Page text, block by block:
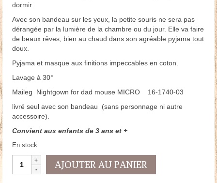
dormir.
Avec son bandeau sur les yeux, la petite souris ne sera pas
dérangée par la lumière de la chambre ou du jour. Elle va faire
de beaux rêves, bien au chaud dans son agréable pyjama tout
doux.
Pyjama et masque aux finitions impeccables en coton.
Lavage à 30°
Maileg Nightgown for dad mouse MICRO 16-1740-03
livré seul avec son bandeau (sans personnage ni autre
accessoire).
Convient aux enfants de 3 ans et +
En stock
quantité
AJOUTER AU PANIER